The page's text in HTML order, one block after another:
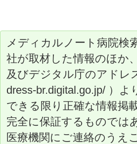
メディカルノート病院検
社が取材した情報のほか
及びデジタル庁のアドレ
dress-br.digital.go.jp/ ）
できる限り正確な情報掲
完全に保証するものでは
医療機関にご連絡のうえ